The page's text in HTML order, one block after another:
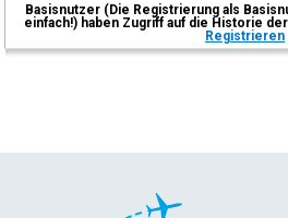
Basisnutzer (Die Registrierung als
einfach!) haben Zugriff auf die Historie
Registrieren